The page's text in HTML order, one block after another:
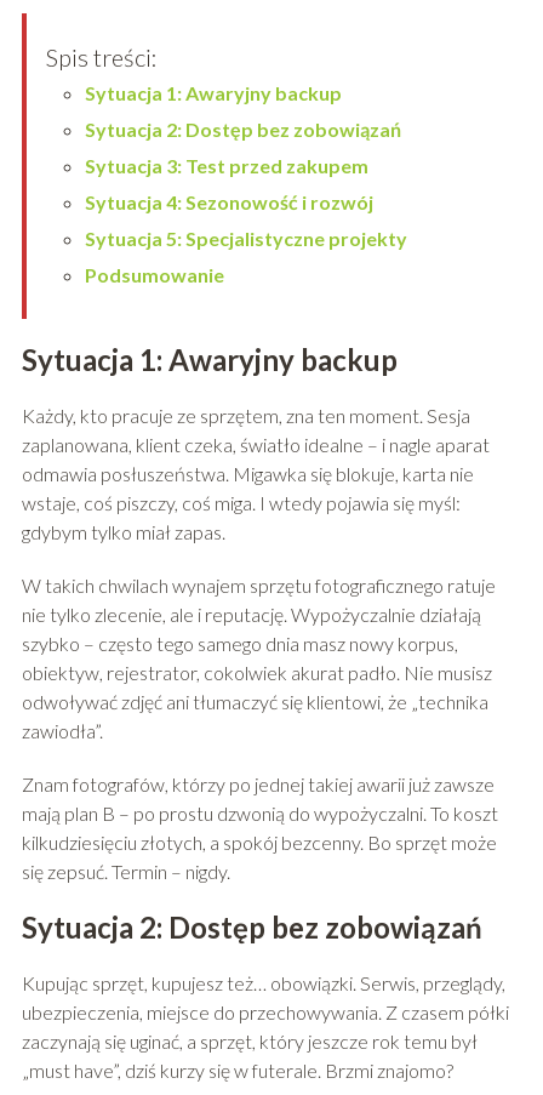
Spis treści:
Sytuacja 1: Awaryjny backup
Sytuacja 2: Dostęp bez zobowiązań
Sytuacja 3: Test przed zakupem
Sytuacja 4: Sezonowość i rozwój
Sytuacja 5: Specjalistyczne projekty
Podsumowanie
Sytuacja 1: Awaryjny backup
Każdy, kto pracuje ze sprzętem, zna ten moment. Sesja
zaplanowana, klient czeka, światło idealne – i nagle aparat
odmawia posłuszeństwa. Migawka się blokuje, karta nie
wstaje, coś piszczy, coś miga. I wtedy pojawia się myśl:
gdybym tylko miał zapas.
W takich chwilach wynajem sprzętu fotograficznego ratuje
nie tylko zlecenie, ale i reputację. Wypożyczalnie działają
szybko – często tego samego dnia masz nowy korpus,
obiektyw, rejestrator, cokolwiek akurat padło. Nie musisz
odwoływać zdjęć ani tłumaczyć się klientowi, że „technika
zawiodła”.
Znam fotografów, którzy po jednej takiej awarii już zawsze
mają plan B – po prostu dzwonią do wypożyczalni. To koszt
kilkudziesięciu złotych, a spokój bezcenny. Bo sprzęt może
się zepsuć. Termin – nigdy.
Sytuacja 2: Dostęp bez zobowiązań
Kupując sprzęt, kupujesz też… obowiązki. Serwis, przeglądy,
ubezpieczenia, miejsce do przechowywania. Z czasem półki
zaczynają się uginać, a sprzęt, który jeszcze rok temu był
„must have”, dziś kurzy się w futerale. Brzmi znajomo?